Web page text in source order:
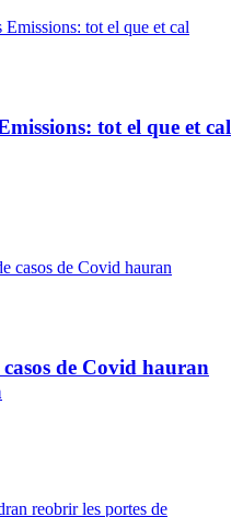
tot el que et cal
casos de Covid hauran